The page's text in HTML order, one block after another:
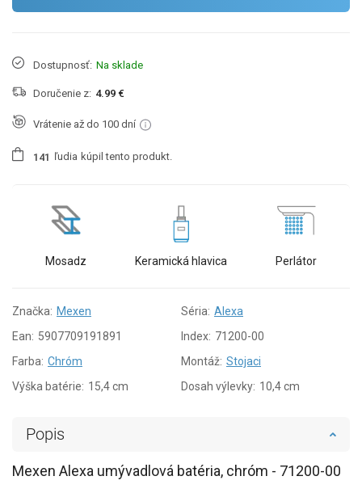
Dostupnosť: Na sklade
Doručenie z: 4.99 €
Vrátenie až do 100 dní
1 41 ľudia kúpil tento produkt.
Mosadz Keramická hlavica Perlátor
Značka: Mexen Séria: Alexa
Ean: 5907709191891 Index: 71200-00
Farba: Chróm Montáž: Stojaci
Výška batérie: 15,4 cm Dosah výlevky: 10,4 cm
Popis
Mexen Alexa umývadlová batéria, chróm - 71200-00